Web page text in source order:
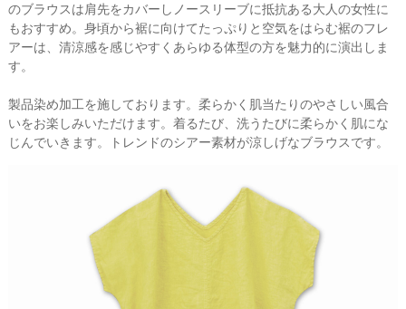
のブラウスは肩先をカバーしノースリーブに抵抗ある大人の女性に
もおすすめ。身頃から裾に向けてたっぷりと空気をはらむ裾のフレ
アーは、清涼感を感じやすくあらゆる体型の方を魅力的に演出しま
す。
製品染め加工を施しております。柔らかく肌当たりのやさしい風合
いをお楽しみいただけます。着るたび、洗うたびに柔らかく肌にな
じんでいきます。トレンドのシアー素材が涼しげなブラウスです。